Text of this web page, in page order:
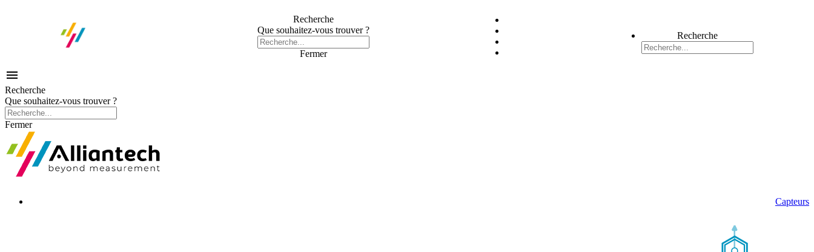
Recherche
Que souhaitez-vous trouver ?
Fermer
Recherche

Recherche
Que souhaitez-vous trouver ?
Fermer
Capteurs